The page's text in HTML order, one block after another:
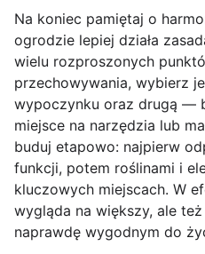
Na koniec pamiętaj o
ogrodzie lepiej działa
wielu rozproszonych
przechowywania, wybierz
wypoczynku oraz drugą —
miejsce na narzędzia lub
buduj etapowo: najpierw
funkcji, potem roślinami i
kluczowych miejscach. W
wygląda na większy, ale
naprawdę wygodnym do